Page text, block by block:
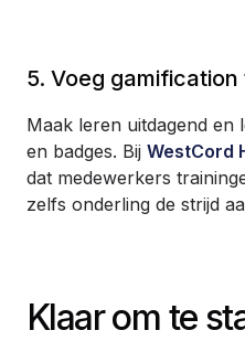
5. Voeg gamification
Maak leren uitdagend en
en badges. Bij WestCord
dat medewerkers
zelfs onderling de strijd
Klaar om te